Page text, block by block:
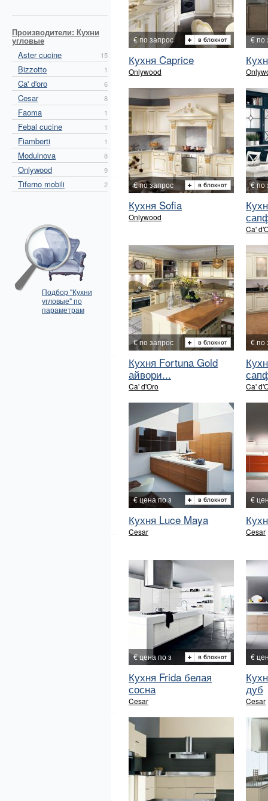
Производители: Кухни
угловые
Aster cucine
15
Bizzotto 1
Ca' d'oro 6
Cesar 8
Faoma 1
Febal cucine 1
Fiamberti 1
Modulnova 8
Onlywood 9
Tiferno mobili 2
Подбор "Кухни
угловые" по
параметрам
€ по запрос
Кухня Caprice
Onlywood
€ по
€ по запрос
Кухня Sofia
Onlywood
€ по
Ca'
€ по запрос
Кухня Fortuna Gold
айвори...
Ca' d'Oro
€ по
Ca'
€ цена по з
Кухня Luce Maya
Cesar
€
Cesar
€ цена по з
Кухня Frida белая
сосна
Cesar
€
дуб
Cesar